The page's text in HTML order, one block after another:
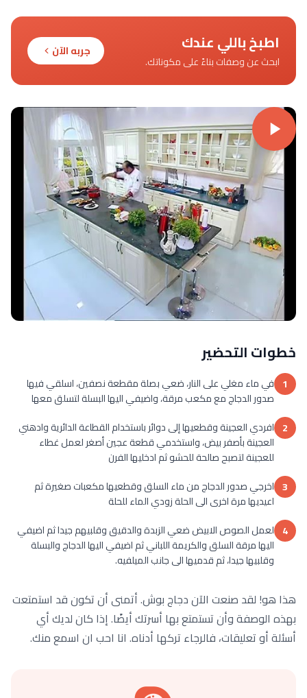
اطبخ باللي عندك
ابحث عن وصفات بناءً على مكوناتك.
جربه الآن
خطوات التحضير
1 في ماء مغلي على النار، ضعي بصلة مقطعة نصفين، اسلقي فيها
صدور الدجاج مع مكعب مرقة، واضيفي اليها البسلة لتسلق معها
2 افردي العجينة وقطعيها إلى دوائر باستخدام القطاعة الدائرية وادهني
العجينة بأصفر بيض، واستخدمي قطعة عجين أصغر لعمل غطاء
للعجينة لتصبح صالحة للحشو ثم ادخليها الفرن
3 اخرجي صدور الدجاج من ماء السلق وقطعيها مكعبات صغيرة ثم
اعيديها مرة اخرى الى الحلة زودي الماء للحلة
4 لعمل الصوص الابيض ضعي الزبدة والدقيق وقلبيهم جيدا ثم اضيفي
اليها مرقة السلق والكريمة اللباني ثم اضيفي اليها الدجاج والبسلة
وقلبيها جيدا، ثم قدميها الى جانب الميلفيه.
هذا هو! لقد صنعت الآن دجاج بوش. أتمنى أن تكون قد استمتعت
بهذه الوصفة وأن تستمتع بها أسرتك أيضًا. إذا كان لديك أي
أسئلة أو تعليقات، فالرجاء تركها أدناه. انا احب ان اسمع منك.